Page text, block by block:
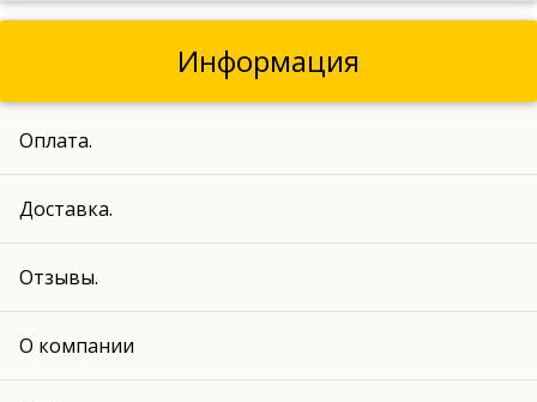
Информация
Оплата.
Доставка.
Отзывы.
О компании